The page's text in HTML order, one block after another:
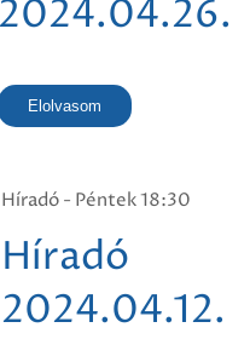
2024.04.26.
Elolvasom
Híradó - Péntek 18:30
Híradó
2024.04.12.